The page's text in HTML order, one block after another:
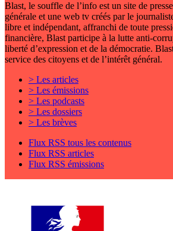
Blast, le souffle de l’info est un site de
générale et une web tv créés par le
libre et indépendant, affranchi de toute
financière, Blast participe à la lutte anti-
liberté d’expression et de la démocratie.
service des citoyens et de l’intérêt général.
> Les articles
> Les émissions
> Les podcasts
> Les dossiers
> Les brèves
Flux RSS tous les contenus
Flux RSS articles
Flux RSS émissions